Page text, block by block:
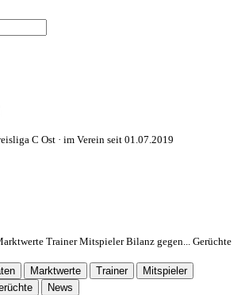
C Ost · im Verein seit 01.07.2019
Trainer Mitspieler Bilanz gegen... Gerüchte
Marktwerte Trainer
Mitspieler
News